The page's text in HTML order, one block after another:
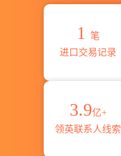
1
笔
进口交易记录
3.9亿+
领英联系人线索